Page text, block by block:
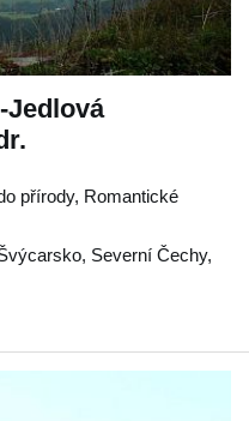
Jedlová
přírody, Romantické
, Severní Čechy,